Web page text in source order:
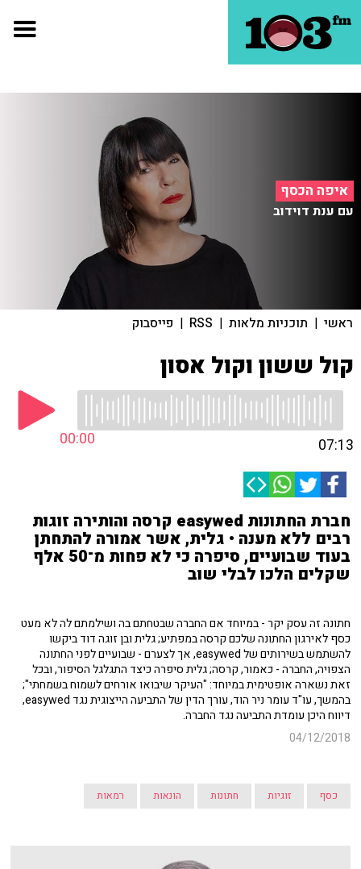
איפה הכסף
עם ענת דוידוב
ראשי | תוכניות מלאות |
RSS
| פייסבוק
קול ששון וקול אסון
00:00 07:13
חברת החתונות easywed קרסה והותירה זוגות
רבים ללא מענה • גלית, אשר אמורה להתחתן
בעוד שבועיים, סיפרה כי לא פחות מ־50 אלף
שקלים הלכו לבלי שוב
חתונה זה עסק יקר - במיוחד אם החברה שבטחתם בה ושילמתם לה לא מעט
כסף לאירגון החתונה שלכם קרסה במפתיע; גלית ובן זוגה דוד ביקשו
להשתמש בשירותים של easywed, אך לצערם - שבועיים לפני החתונה
הצפויה, החברה - כאמור, קרסה; גלית סיפרה כיצד התגלגל הסיפור, ובכל
זאת נשארה אופטימית במיוחד: "העיקר שיבואו אורחים לשמוח בשמחתי";
בהמשך, עו"ד עומר ניר הוד, עורך הדין של התביעה הייצוגית נגד easywed,
דיווח היכן עומדת התביעה נגד החברה.
04/12/2018
כסף זוגיות חתונות הונאות רמאות